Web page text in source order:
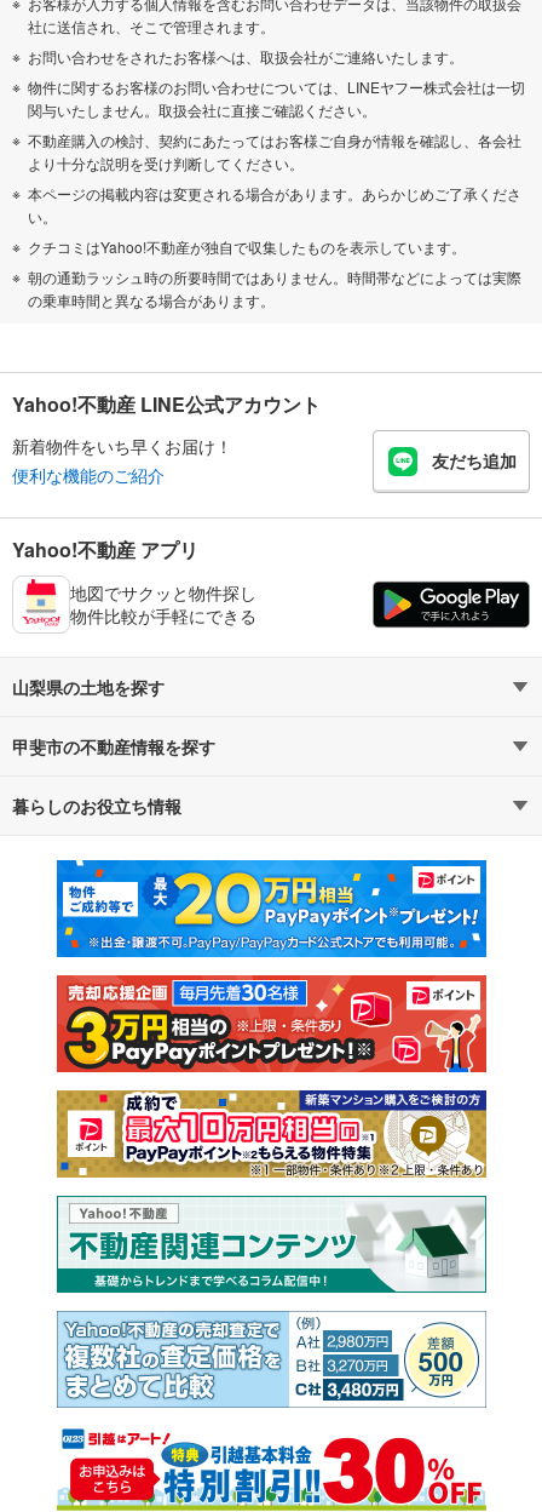
社に送信され、そこで管理されます。
お問い合わせをされたお客様へは、取扱会社がご連絡いたします。
物件に関するお客様のお問い合わせについては、LINEヤフー株式会社は一切
関与いたしません。取扱会社に直接ご確認ください。
不動産購入の検討、契約にあたってはお客様ご自身が情報を確認し、各会社
より十分な説明を受け判断してください。
本ページの掲載内容は変更される場合があります。あらかじめご了承くださ
い。
クチコミはYahoo!不動産が独自で収集したものを表示しています。
朝の通勤ラッシュ時の所要時間ではありません。時間帯などによっては実際
の乗車時間と異なる場合があります。
Yahoo!不動産 LINE公式アカウント
新着物件をいち早くお届け！
便利な機能のご紹介
友だち追加
Yahoo!不動産 アプリ
地図でサクッと物件探し
物件比較が手軽にできる
山梨県の土地を探す
路線・駅から探す
通勤・通学時間から探す
甲斐市の不動産情報を探す
不動産・住宅
新築マンション 中古マンション
新築一戸建て 中古一戸建て
注文住宅 土地
売却査定
暮らしのお役立ち情報
マンションカタログ 教えて！住まいの先生